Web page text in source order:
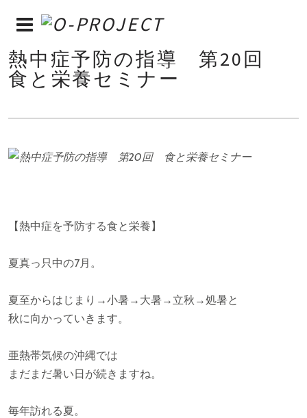
熱中症予防の指導 第20回
食と栄養セミナー
【熱中症を予防する食と栄養】
夏真っ只中の7月。
夏至からはじまり→小暑→大暑→立秋→処暑と
秋に向かっていきます。
亜熱帯気候の沖縄では
まだまだ暑い日が続きますね。
毎年訪れる夏。